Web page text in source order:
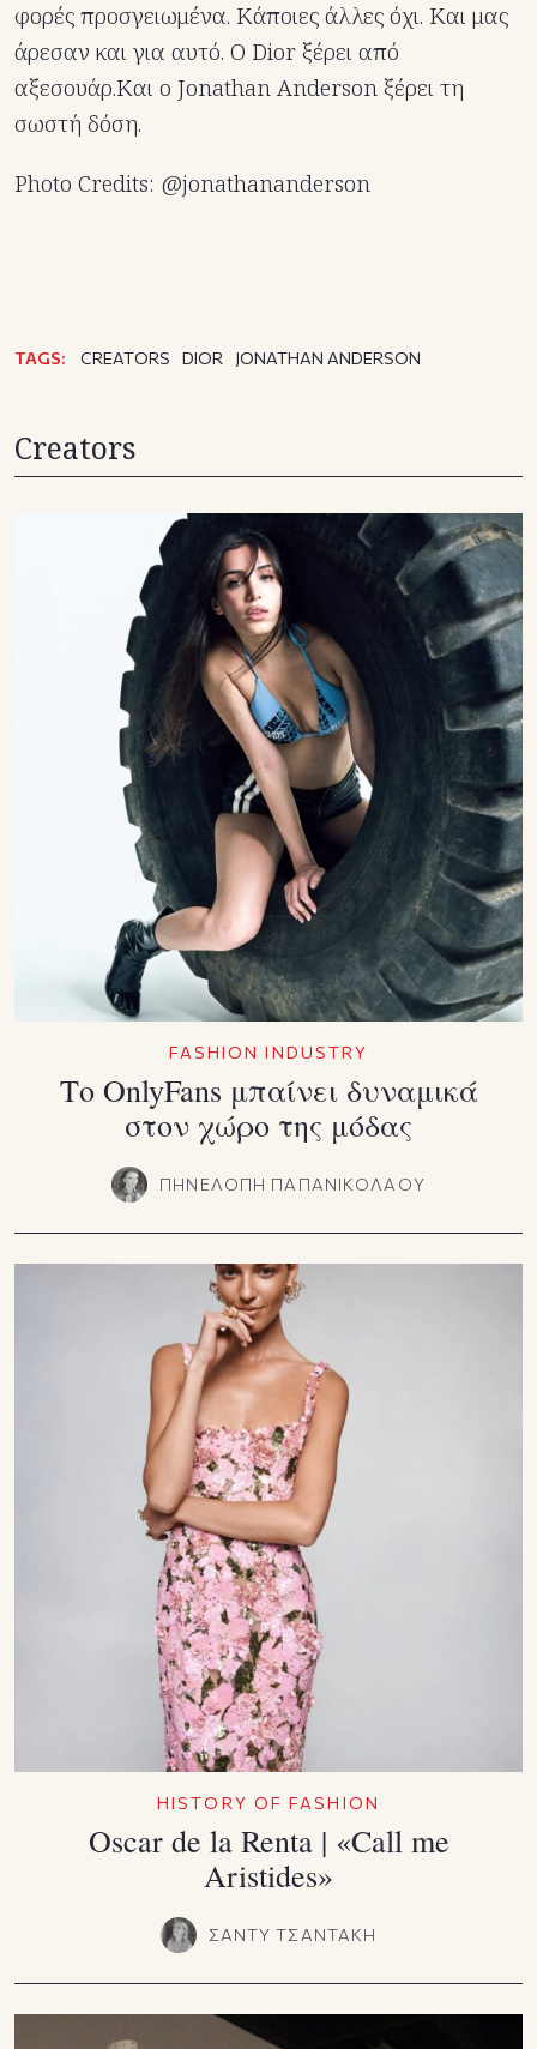
φορές προσγειωμένα. Κάποιες άλλες όχι. Και μας
άρεσαν και για αυτό. Ο Dior ξέρει από
αξεσουάρ.Και ο Jonathan Anderson ξέρει τη
σωστή δόση.
Photo Credits: @jonathananderson
TAGS: CREATORS DIOR JONATHAN ANDERSON
Creators
FASHION INDUSTRY
Το OnlyFans μπαίνει δυναμικά
στον χώρο της μόδας
ΠΗΝΕΛΟΠΗ ΠΑΠΑΝΙΚΟΛΑΟΥ
HISTORY OF FASHION
Oscar de la Renta | «Call me
Aristides»
ΣΑΝΤΥ ΤΣΑΝΤΑΚΗ